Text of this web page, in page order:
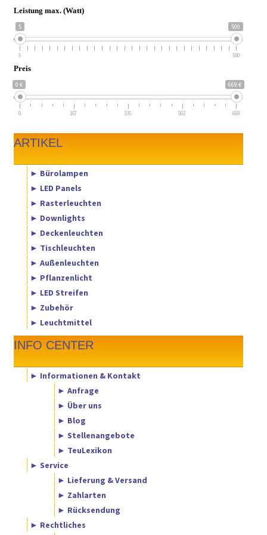
Leistung max. (Watt)
5 500
5 500
Preis
0 € 669 €
0 167 335 502 669
ARTIKEL
► Bürolampen
► LED Panels
► Rasterleuchten
► Downlights
► Deckenleuchten
► Tischleuchten
► Außenleuchten
► Pflanzenlicht
► LED Streifen
► Zubehör
► Leuchtmittel
INFO CENTER
► Informationen & Kontakt
► Anfrage
► Über uns
► Blog
► Stellenangebote
► TeuLexikon
► Service
► Lieferung & Versand
► Zahlarten
► Rücksendung
► Rechtliches